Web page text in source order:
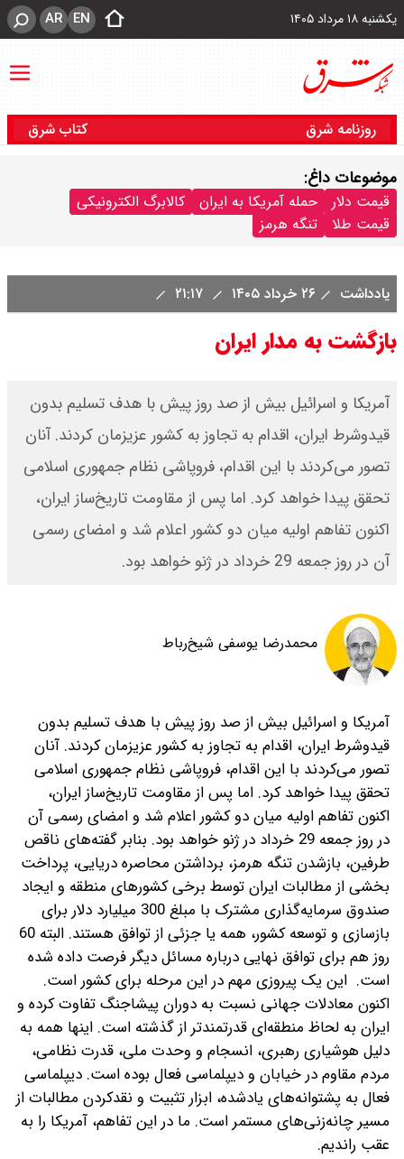
یکشنبه ۱۸ مرداد ۱۴۰۵ EN
AR
روزنامه شرق کتاب شرق
موضوعات داغ:
قیمت دلار حمله آمریکا به ایران
کالابرگ الکترونیکی
قیمت طلا
تنگه هرمز
یادداشت ۲۶ خرداد ۱۴۰۵
بازگشت به مدار ایران
آمریکا و اسرائیل بیش از صد روز پیش با هدف تسلیم بدون
قیدوشرط ایران، اقدام به تجاوز به کشور عزیزمان کردند. آنان
تصور می‌کردند با این اقدام، فروپاشی نظام جمهوری اسلامی
تحقق پیدا خواهد کرد. اما پس از مقاومت تاریخ‌ساز ایران،
اکنون تفاهم اولیه میان دو کشور‌ اعلام شد و امضای رسمی
آن در روز جمعه 29 خرداد در ژنو خواهد بود.
محمدرضا یوسفی شیخ‌رباط
آمریکا و اسرائیل بیش از صد روز پیش با هدف تسلیم بدون
قیدوشرط ایران، اقدام به تجاوز به کشور عزیزمان کردند. آنان
تصور می‌کردند با این اقدام، فروپاشی نظام جمهوری اسلامی
تحقق پیدا خواهد کرد. اما پس از مقاومت تاریخ‌ساز ایران،
اکنون تفاهم اولیه میان دو کشور‌ اعلام شد و امضای رسمی آن
در روز جمعه 29 خرداد در ژنو خواهد بود.
بنابر گفته‌های ناقص
طرفین، باز‌شدن تنگه هرمز، برداشتن محاصره دریایی، پرداخت
بخشی از مطالبات ایران توسط برخی کشورهای منطقه و ایجاد
صندوق سرمایه‌گذاری مشترک با مبلغ 300 میلیارد دلار برای
بازسازی و توسعه کشور، همه یا جزئی از توافق هستند. البته 60
روز هم برای توافق نهایی درباره مسائل دیگر فرصت داده شده
است. این یک پیروزی مهم در این مرحله برای کشور است.
اکنون معادلات جهانی نسبت به دوران پیشاجنگ تفاوت کرده و
ایران به لحاظ منطقه‌ای قدرتمندتر از گذشته است. اینها همه به
دلیل هوشیاری رهبری، انسجام و وحدت ملی، قدرت نظامی،
مردم مقاوم در خیابان و دیپلماسی فعال بوده است. دیپلماسی
فعال به پشتوانه‌های یادشده، ابزار تثبیت و نقدکردن مطالبات از
مسیر چانه‌زنی‌های مستمر است. ما در این تفاهم، آمریکا را به
عقب راندیم.